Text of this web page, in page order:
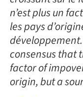
n’est plus un
les pays
consensus that
factor of
origin, but a